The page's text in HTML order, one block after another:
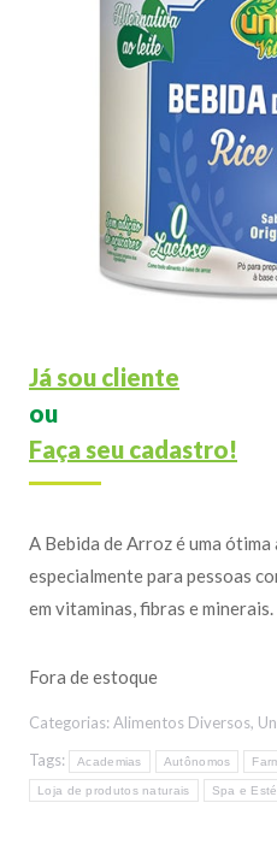
Já sou cliente
ou
Faça seu cadastro!
A Bebida de Arroz é uma
especialmente para pessoas
em vitaminas, fibras e minerais.
Fora de estoque
Categorias: Alimentos Diversos,
Tags:
Academias Autônomos
Loja de produtos naturais Spa e